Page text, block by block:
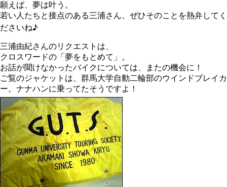
願えば、夢は叶う。
若い人たちと接点のある三浦さん、ぜひそのことを熱弁してく
ださいね♪
三浦由紀さんのリクエストは、
クロスワードの「夢をもとめて」。
お話が聞けなかったバイクについては、またの機会に！
ご覧のジャケットは、群馬大学自動二輪部のウインドブレイカ
ー。ナナハンに乗ってたそうですよ！